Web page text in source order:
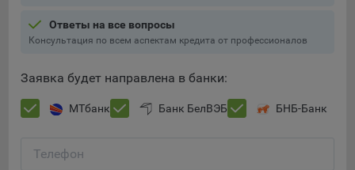
передаются третьим лицам, часть из которых хранятся во
время пользования сайтом;
Остальные - не более года.
Отключение аналитических файлов cookie не позволяет
определять предпочтения пользователей сайта, в том числе
меры по совершенствованию работы сайта исходя из
Ответы на все вопросы
Консультация по всем аспектам кредита от профессионалов
Заявка будет направлена в банки:
МТбанк Банк БелВЭБ БНБ-Банк
Телефон